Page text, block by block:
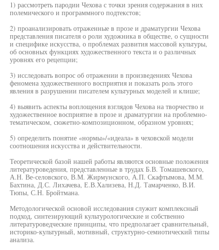
1) рассмотреть пародии Чехова с точки зрения содержания в них
полемического и программного подтекстов;
2) проанализировать отраженные в прозе и драматургии Чехова
представления писателя о роли художника в обществе, о сущности
и специфике искусства, о проблемах развития массовой культуры,
об основных функциях художественного текста и о различных
уровнях его рецепции;
3) исследовать вопрос об отражении в произведениях Чехова
феномена художественного восприятия и показать роль этого
явления в разрушении писателем культурных моделей и клише;
4) выявить аспекты воплощения взглядов Чехова на творчество и
художественное восприятие в прозе и драматургии на проблемно-
тематическом, сюжетно-композиционном, образном уровнях;
5) определить понятие «нормы»/«идеала» в чеховской модели
соотношения искусства и действительности.
Теоретической базой нашей работы являются основные положения
литературоведения, представленные в трудах Б.В. Томашевского,
А.Н. Ве-селовского, В.М. Жирмунского, А.П. Скафтымова, М.М.
Бахтина, Д.С. Лихачева, Е.В.Хализева, Н.Д. Тамарченко, В.И.
Тюпы, С.Н. Бройтмана.
Методологической основой исследования служит комплексный
подход, синтезирующий культурологические и собственно
литературоведческие принципы, что предполагает сравнительный,
историко-культурный, мотивный, структурно-семиотический типы
анализа.